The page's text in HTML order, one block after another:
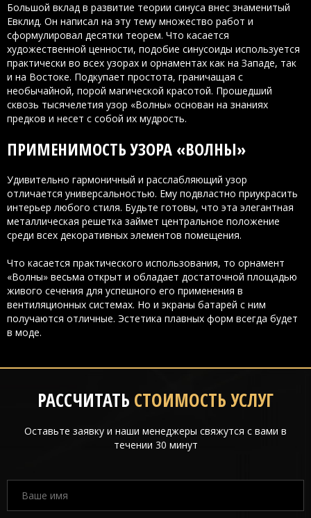
Большой вклад в развитие теории синуса внес знаменитый
Евклид. Он написал на эту тему множество работ и
сформулировал десятки теорем. Что касается
художественной ценности, подобие синусоиды используется
практически во всех узорах и орнаментах как на Западе, так
и на Востоке. Подкупает простота, граничащая с
необычайной, порой магической красотой. Прошедший
сквозь тысячелетия узор «Волны» основан на знаниях
предков и несет с собой их мудрость.
ПРИМЕНИМОСТЬ УЗОРА «ВОЛНЫ»
Удивительно гармоничный и расслабляющий узор
отличается универсальностью. Ему подвластно приукрасить
интерьер любого стиля. Будьте готовы, что эта элегантная
металлическая решетка займет центральное положение
среди всех декоративных элементов помещения.
Что касается практического использования, то орнамент
«Волны» весьма открыт и обладает достаточной площадью
живого сечения для успешного его применения в
вентиляционных системах. Но и экраны батарей с ним
получаются отличные. Эстетика плавных форм всегда будет
в моде.
РАССЧИТАТЬ СТОИМОСТЬ УСЛУГ
Оставьте заявку и наши менеджеры свяжутся с вами в
течении 30 минут